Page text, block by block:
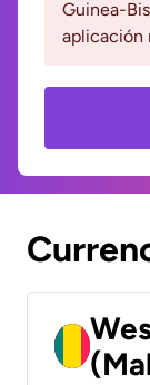
Guinea-
aplicación